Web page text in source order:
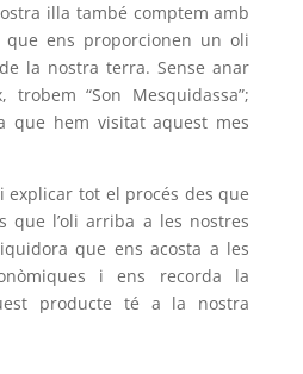
illa també comptem amb
que ens proporcionen un oli
la nostra terra. Sense anar
“Son Mesquidassa”;
que hem visitat aquest mes
explicar tot el procés des que
que l’oli arriba a les nostres
que ens acosta a les
i ens recorda la
producte té a la nostra